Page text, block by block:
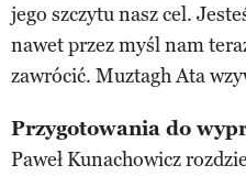
jego szczytu nasz cel.
nawet przez myśl nam
zawrócić. Muztagh Ata
Przygotowania do
Paweł Kunachowicz